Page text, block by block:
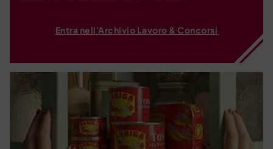
Entra nell'Archivio Lavoro & Concorsi